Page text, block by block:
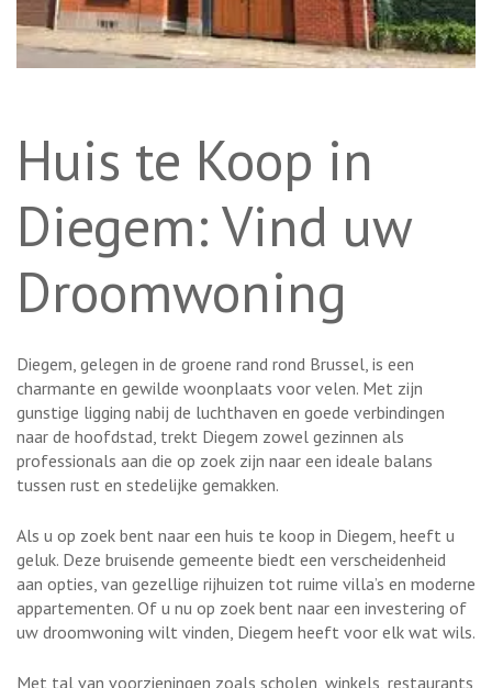
Huis te Koop in
Diegem: Vind uw
Droomwoning
Diegem, gelegen in de groene rand rond Brussel, is een
charmante en gewilde woonplaats voor velen. Met zijn
gunstige ligging nabij de luchthaven en goede verbindingen
naar de hoofdstad, trekt Diegem zowel gezinnen als
professionals aan die op zoek zijn naar een ideale balans
tussen rust en stedelijke gemakken.
Als u op zoek bent naar een huis te koop in Diegem, heeft u
geluk. Deze bruisende gemeente biedt een verscheidenheid
aan opties, van gezellige rijhuizen tot ruime villa’s en moderne
appartementen. Of u nu op zoek bent naar een investering of
uw droomwoning wilt vinden, Diegem heeft voor elk wat wils.
Met tal van voorzieningen zoals scholen, winkels, restaurants